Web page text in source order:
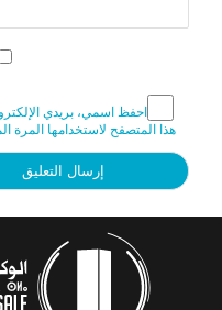
احفظ اسمي، بريدي
هذا المتصفح لاستخدامها المرة